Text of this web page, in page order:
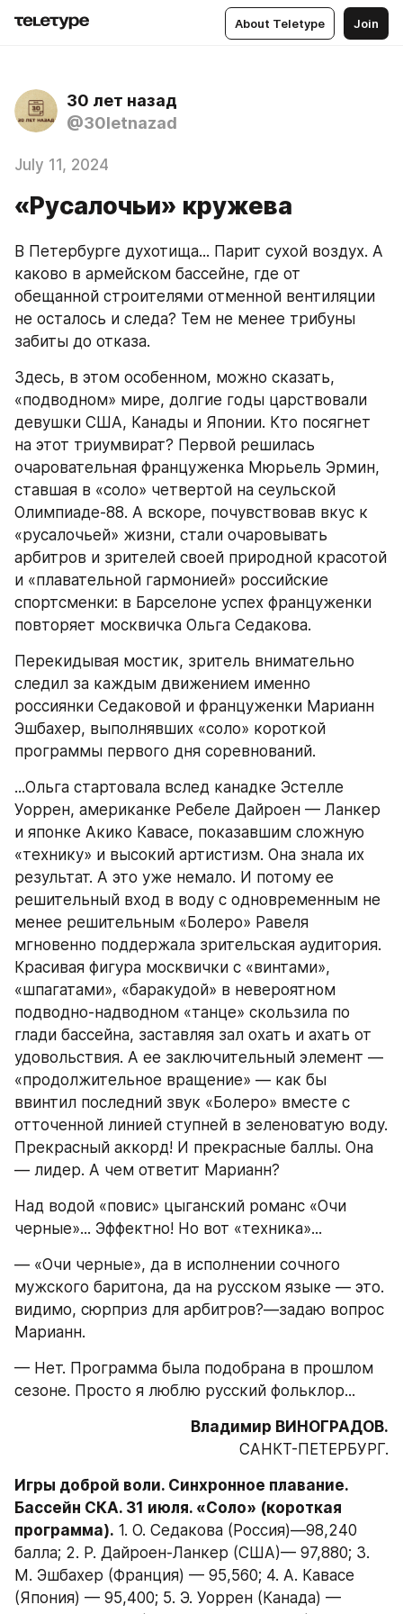
About Teletype Join
30 лет назад
@30letnazad
July 11, 2024
«Русалочьи» кружева
В Петербурге духотища... Парит сухой воздух. А
каково в армейском бассейне, где от
обещанной строителями отменной вентиляции
не осталось и следа? Тем не менее трибуны
забиты до отказа.
Здесь, в этом особенном, можно сказать,
«подводном» мире, долгие годы царствовали
девушки США, Канады и Японии. Кто посягнет
на этот триумвират? Первой решилась
очаровательная француженка Мюрьель Эрмин,
ставшая в «соло» четвертой на сеульской
Олимпиаде-88. А вскоре, почувствовав вкус к
«русалочьей» жизни, стали очаровывать
арбитров и зрителей своей природной красотой
и «плавательной гармонией» российские
спортсменки: в Барселоне успех француженки
повторяет москвичка Ольга Седакова.
Перекидывая мостик, зритель внимательно
следил за каждым движением именно
россиянки Седаковой и француженки Марианн
Эшбахер, выполнявших «соло» короткой
программы первого дня соревнований.
...Ольга стартовала вслед канадке Эстелле
Уоррен, американке Ребеле Дайроен — Ланкер
и японке Акико Кавасе, показавшим сложную
«технику» и высокий артистизм. Она знала их
результат. А это уже немало. И потому ее
решительный вход в воду с одновременным не
менее решительным «Болеро» Равеля
мгновенно поддержала зрительская аудитория.
Красивая фигура москвички с «винтами»,
«шпагатами», «баракудой» в невероятном
подводно-надводном «танце» скользила по
глади бассейна, заставляя зал охать и ахать от
удовольствия. А ее заключительный элемент —
«продолжительное вращение» — как бы
ввинтил последний звук «Болеро» вместе с
отточенной линией ступней в зеленоватую воду.
Прекрасный аккорд! И прекрасные баллы. Она
— лидер. А чем ответит Марианн?
Над водой «повис» цыганский романс «Очи
черные»... Эффектно! Но вот «техника»...
— «Очи черные», да в исполнении сочного
мужского баритона, да на русском языке — это.
видимо, сюрприз для арбитров?—задаю вопрос
Марианн.
— Нет. Программа была подобрана в прошлом
сезоне. Просто я люблю русский фольклор...
САНКТ-ПЕТЕРБУРГ.
Игры доброй воли. Синхронное плавание.
Бассейн СКА. 31 июля. «Соло» (короткая
программа). 1. О. Седакова (Россия)—98,240
балла; 2. Р. Дайроен-Ланкер (США)— 97,880; 3.
М. Эшбахер (Франция) — 95,560; 4. А. Кавасе
(Япония) — 95,400; 5. Э. Уоррен (Канада) —